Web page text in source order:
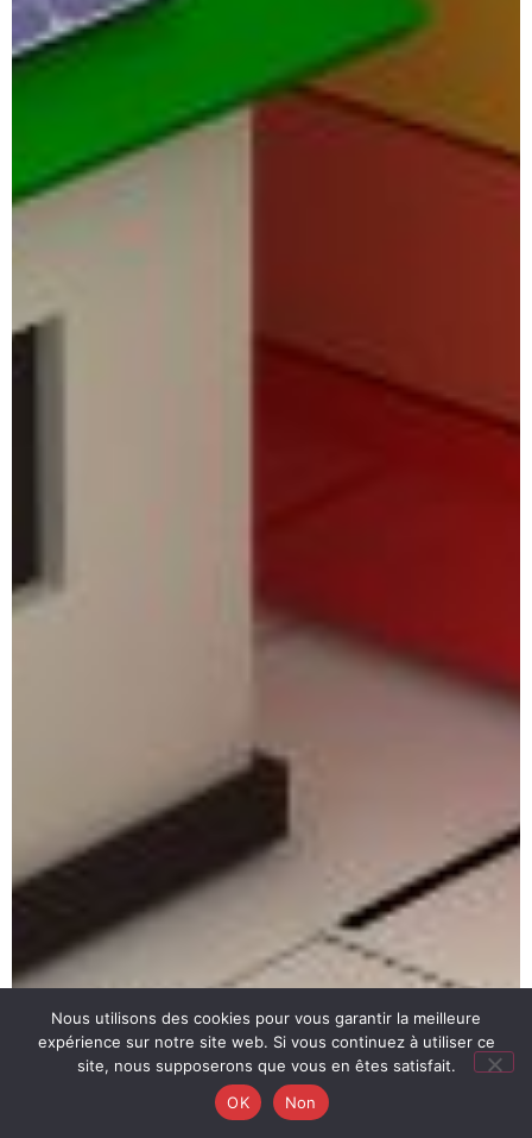
Nous utilisons des cookies pour vous garantir la meilleure
expérience sur notre site web. Si vous continuez à utiliser ce
site, nous supposerons que vous en êtes satisfait.
OK
Non